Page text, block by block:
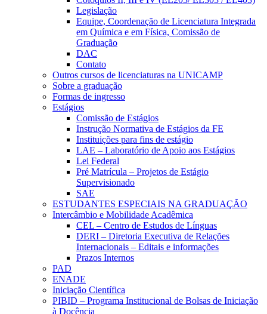
Legislação
Equipe, Coordenação de Licenciatura Integrada
em Química e em Física, Comissão de
Graduação
DAC
Contato
Outros cursos de licenciaturas na UNICAMP
Sobre a graduação
Formas de ingresso
Estágios
Comissão de Estágios
Instrução Normativa de Estágios da FE
Instituições para fins de estágio
LAE – Laboratório de Apoio aos Estágios
Lei Federal
Pré Matrícula – Projetos de Estágio
Supervisionado
SAE
ESTUDANTES ESPECIAIS NA GRADUAÇÃO
Intercâmbio e Mobilidade Acadêmica
CEL – Centro de Estudos de Línguas
DERI – Diretoria Executiva de Relações
Internacionais – Editais e informações
Prazos Internos
PAD
ENADE
Iniciação Científica
PIBID – Programa Institucional de Bolsas de Iniciação
à Docência